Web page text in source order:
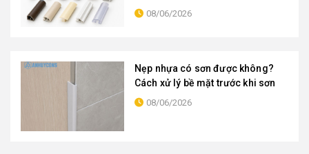
08/06/2026
Nẹp nhựa có sơn được không?
Cách xử lý bề mặt trước khi sơn
08/06/2026